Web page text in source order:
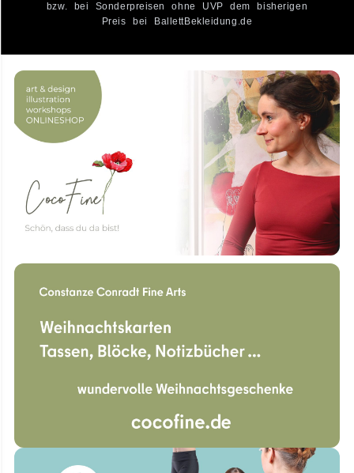
bzw. bei Sonderpreisen ohne UVP dem bisherigen
Preis bei BallettBekleidung.de